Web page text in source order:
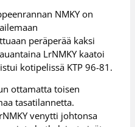
NMKY on
peräperää kaksi
LrNMKY kaatoi
kotipelissä KTP 96-81.
ottamatta toisen
tasatilannetta.
venytti johtonsa